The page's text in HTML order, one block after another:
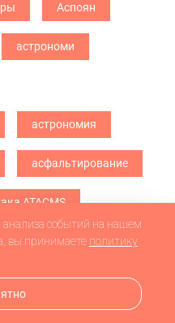
Аспоян
астрономи
астрономия
асфальтирование
ATACMS
атака дронов
дронов\
событий на нашем
вы принимаете политику